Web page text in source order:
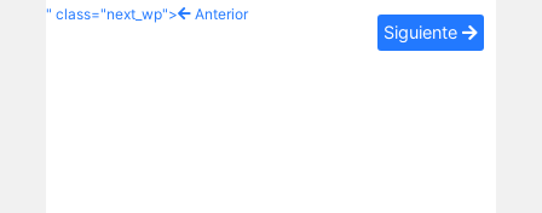
" class="next_wp">
Anterior
Siguiente